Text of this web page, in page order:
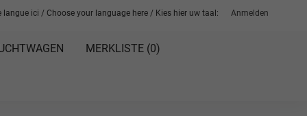
Anmelden
langue ici / Choose your language here / Kies hier uw taal:
MERKLISTE (0)